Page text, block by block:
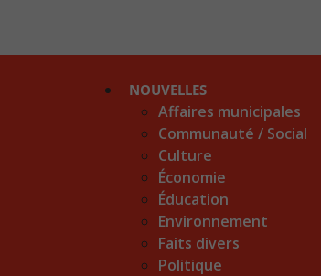
NOUVELLES
Affaires municipales
Communauté / Social
Culture
Économie
Éducation
Environnement
Faits divers
Politique